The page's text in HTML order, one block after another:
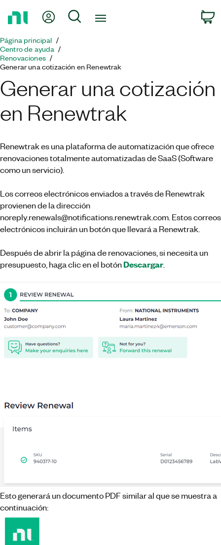
página
principal
Mi cuentaBúsqueda
Página principal
Centro de ayuda
Renovaciones
Generar una cotización en Renewtrak
Generar una cotización
en Renewtrak
Renewtrak es una plataforma de automatización que ofrece
renovaciones totalmente automatizadas de SaaS (Software
como un servicio).
Los correos electrónicos enviados a través de Renewtrak
provienen de la dirección
noreply.renewals@notifications.renewtrak.com. Estos correos
electrónicos incluirán un botón que llevará a Renewtrak.
Después de abrir la página de renovaciones, si necesita un
presupuesto, haga clic en el botónDescargar
Esto generará un documento PDF similar al que se muestra a
continuación: